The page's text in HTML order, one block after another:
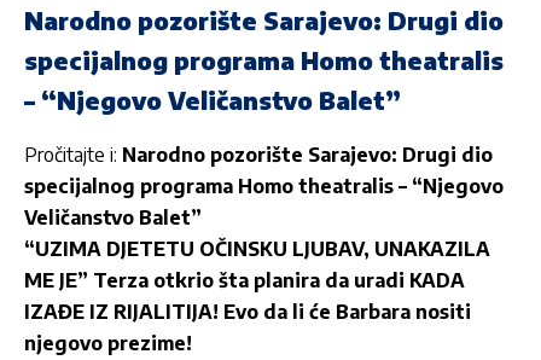
Narodno pozorište Sarajevo: Drugi dio
specijalnog programa Homo theatralis
– “Njegovo Veličanstvo Balet”
Pročitajte i: Narodno pozorište Sarajevo: Drugi dio
specijalnog programa Homo theatralis – “Njegovo
Veličanstvo Balet”
“UZIMA DJETETU OČINSKU LJUBAV, UNAKAZILA
ME JE” Terza otkrio šta planira da uradi KADA
IZAĐE IZ RIJALITIJA! Evo da li će Barbara nositi
njegovo prezime!